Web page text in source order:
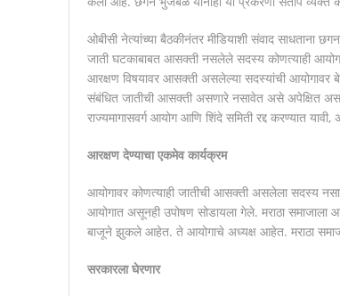
ओबीसी नेत्यांच्या बैठकीनंतर मीडियाशी संवाद साधताना
जाती घटकाबाबत आसक्ती नसलेले सदस्य कोणत्याही
आरक्षण विषयावर आसक्ती असलेल्या सदस्यांची आयोगावर
संबंधित जातीची आसक्ती असणारे नसावेत असे अपेक्षित
राज्यमागासवर्ग आयोग आणि शिंदे समिती रद्द करण्यात
आरक्षण देण्याचा एकमेव कार्यक्रम
आयोगावर कोणत्याही जातीची आसक्ती असलेला सदस्य
आयोगात असूनही उपोषण सोडायला गेले. मराठा समाजाला
बाजूने झुकले आहेत. ते आयोगाचे अध्यक्ष आहेत. मराठा
सरकारला घेरणार